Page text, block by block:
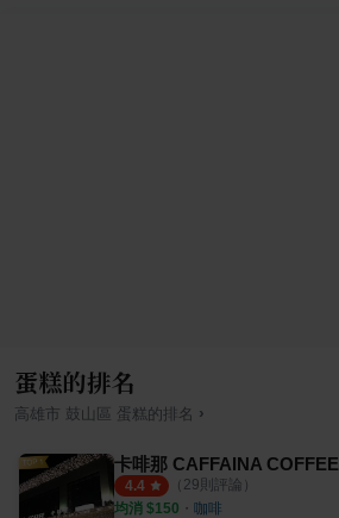
蛋糕的排名
高雄市 鼓山區 蛋糕的排名 ›
卡啡那 CAFFAINA COFFEE
4.4 （ 29則評論）
均消 $150 ・ 咖啡